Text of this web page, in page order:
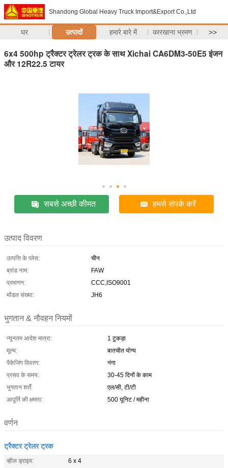
Shandong Global Heavy Truck Import&Export Co.,Ltd
घर उत्पादों हमारे बारे में कारखाना भ्रमण >>
6x4 500hp ट्रैक्टर ट्रेलर ट्रक के साथ Xichai CA6DM3-50E5 इंजन
और 12R22.5 टायर
सबसे अच्छी कीमत हमसे संपर्क करें
उत्पाद विवरण
उत्पत्ति के प्लेस:
चीन
ब्रांड नाम:
FAW
प्रमाणन:
CCC,ISO9001
मॉडल संख्या:
JH6
भुगतान & नौवहन नियमों
न्यूनतम आदेश मात्रा:
1 टुकड़ा
मूल्य:
बातचीत योग्य
पैकेजिंग विवरण:
नंगा
प्रसव के समय:
30-45 दिनों के काम
भुगतान शर्तें:
एल/सी, टी/टी
आपूर्ति की क्षमता:
500 यूनिट / महीना
वर्णन
ट्रैक्टर ट्रेलर ट्रक
व्हील ड्राइव:
6 x 4